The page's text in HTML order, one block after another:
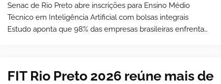
Senac de Rio Preto abre inscrições para Ensino Médio
Técnico em Inteligência Artificial com bolsas integrais
Estudo aponta que 98% das empresas brasileiras enfrentam
FIT Rio Preto 2026 reúne mais de